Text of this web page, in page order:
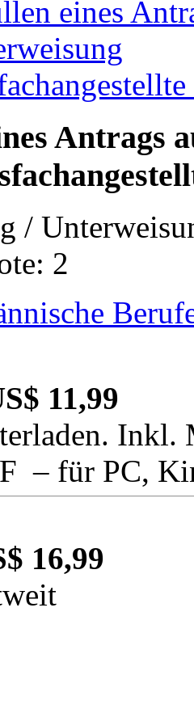
Antrags
/
2
11,99
Inkl.
– für PC,
16,99